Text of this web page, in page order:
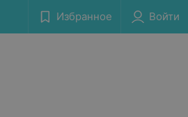
Избранное Войти